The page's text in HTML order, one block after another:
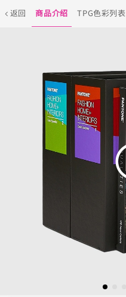
返回 商品介绍 TPG色彩列表